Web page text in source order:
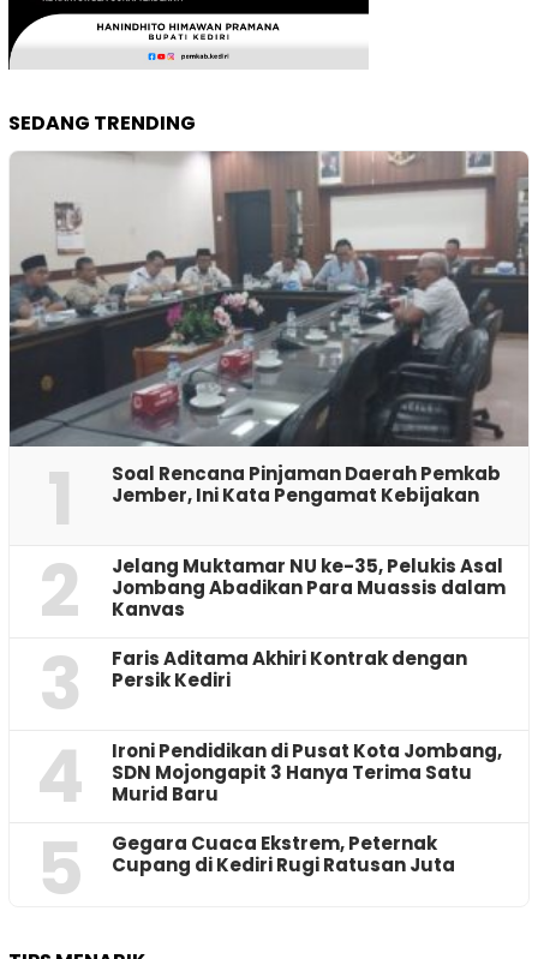
SEDANG TRENDING
1
‎Soal Rencana Pinjaman Daerah Pemkab
Jember, Ini Kata Pengamat Kebijakan ‎
2
Jelang Muktamar NU ke-35, Pelukis Asal
Jombang Abadikan Para Muassis dalam
Kanvas
3
Faris Aditama Akhiri Kontrak dengan
Persik Kediri
4
Ironi Pendidikan di Pusat Kota Jombang,
SDN Mojongapit 3 Hanya Terima Satu
Murid Baru
5
‎Gegara Cuaca Ekstrem, Peternak
Cupang di Kediri Rugi Ratusan Juta